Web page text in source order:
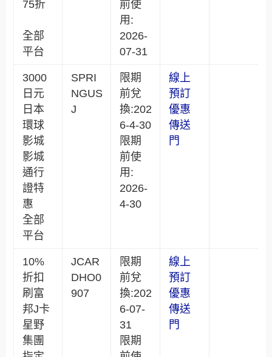
75折
全部
平台
前使
用:
2026-
07-31
3000
日元
日本
環球
影城
影城
通行
證特
惠
全部
平台
SPRI
NGUS
J
限期
前兌
換:202
6-4-30
限期
前使
用:
2026-
4-30
線上
預訂
優惠
傳送
門
10%
折扣
刷富
邦J卡
星野
集團
JCAR
DHO0
907
限期
前兌
換:202
6-07-
31
限期
線上
預訂
優惠
傳送
門